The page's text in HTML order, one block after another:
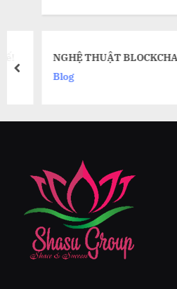
NGHỆ THUẬT BLOCKCHAIN
Blog
prev